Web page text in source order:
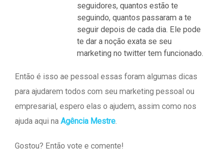
seguidores, quantos estão te
seguindo, quantos passaram a te
seguir depois de cada dia. Ele pode
te dar a noção exata se seu
marketing no twitter tem funcionado.
Então é isso ae pessoal essas foram algumas dicas
para ajudarem todos com seu marketing pessoal ou
empresarial, espero elas o ajudem, assim como nos
ajuda aqui na Agência Mestre.
Gostou? Então vote e comente!